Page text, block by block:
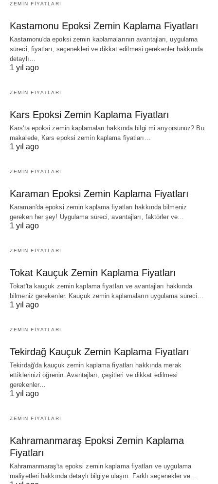
ZEMIN FIYATLARI
Kastamonu Epoksi Zemin Kaplama Fiyatları
Kastamonu'da epoksi zemin kaplamalarının avantajları, uygulama
süreci, fiyatları, seçenekleri ve dikkat edilmesi gerekenler hakkında
detaylı…
1 yıl ago
ZEMIN FIYATLARI
Kars Epoksi Zemin Kaplama Fiyatları
Kars'ta epoksi zemin kaplamaları hakkında bilgi mi arıyorsunuz? Bu
makalede, Kars epoksi zemin kaplama fiyatları…
1 yıl ago
ZEMIN FIYATLARI
Karaman Epoksi Zemin Kaplama Fiyatları
Karaman'da epoksi zemin kaplama fiyatları hakkında bilmeniz
gereken her şey! Uygulama süreci, avantajları, faktörler ve…
1 yıl ago
ZEMIN FIYATLARI
Tokat Kauçuk Zemin Kaplama Fiyatları
Tokat'ta kauçuk zemin kaplama fiyatları ve avantajları hakkında
bilmeniz gerekenler. Kauçuk zemin kaplamaların uygulama süreci…
1 yıl ago
ZEMIN FIYATLARI
Tekirdağ Kauçuk Zemin Kaplama Fiyatları
Tekirdağ'da kauçuk zemin kaplama fiyatları hakkında merak
ettiklerinizi öğrenin. Avantajları, çeşitleri ve dikkat edilmesi
gerekenler…
1 yıl ago
ZEMIN FIYATLARI
Kahramanmaraş Epoksi Zemin Kaplama
Fiyatları
Kahramanmaraş'ta epoksi zemin kaplama fiyatları ve uygulama
maliyetleri hakkında detaylı bilgiye ulaşın. Farklı seçenekler ve…